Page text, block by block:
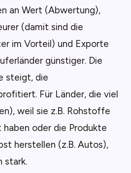
an Wert (Abwertung),
(damit sind die
im Vorteil) und Exporte
günstiger. Die
steigt, die
Für Länder, die viel
weil sie z.B. Rohstoffe
oder die Produkte
herstellen (z.B. Autos),
stark.